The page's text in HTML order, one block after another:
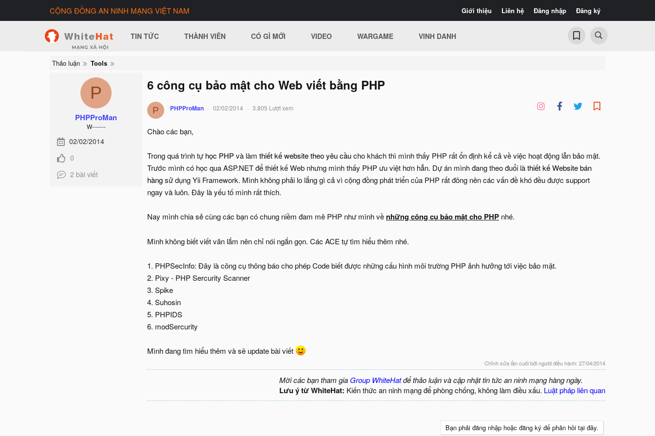
Giới thiệu Liên hệ Đăng nhập Đăng ký
CỘNG ĐỒNG AN NINH MẠNG VIỆT NAM
TIN TỨC THÀNH VIÊN CÓ GÌ MỚI VIDEO WARGAME VINH DANH
Thảo luận Tools
P
PHPProMan
W-------
02/02/2014
0
2 bài viết
6 công cụ bảo mật cho Web viết bằng PHP
P PHPProMan 02/02/2014 3.805 Lượt xem
Chào các bạn,
Trong quá trình tự học PHPvà làm thiết kế website theo yêu cầucho khách thì mình thấy PHP rất ổn định kể cả về việc hoạt động lẫn bảo mật.
Trước mình có học qua ASP.NET để thiết kế Web nhưng mình thấy PHP ưu việt hơn hẳn. Dự án mình đang theo đuổi làthiết kế Website bán
hàngsử dụng Yii Framework. Mình không phải lo lắng gì cả vì cộng đồng phát triển của PHP rất đông nên các vấn đề khó đều được support
ngay và luôn. Đây là yếu tố mình rất thích.
Nay mình chia sẻ cùng các bạn có chung niềm đam mê PHP như mình về những công cụ bảo mật cho PHP nhé.
Mình không biết viết văn lắm nên chỉ nói ngắn gọn. Các ACE tự tìm hiểu thêm nhé.
1. PHPSecInfo: Đây là công cụ thông báo cho phép Code biết được những cấu hình môi trường PHP ảnh hưởng tới việc bảo mật.
2. Pixy - PHP Sercurity Scanner
3. Spike
4. Suhosin
5. PHPIDS
6. modSercurity
Mình đang tìm hiểu thêm và sẽ update bài viết
Chỉnh sửa lần cuối bởi người điều hành: 27/04/2014
Mời các bạn tham gia Group WhiteHatđể thảo luận và cập nhật tin tức an ninh mạng hàng ngày.
Lưu ý từ WhiteHat: Kiến thức an ninh mạng để phòng chống, không làm điều xấu. Luật pháp liên quan
Bạn phải đăng nhập hoặc đăng ký để phản hồi tại đây.